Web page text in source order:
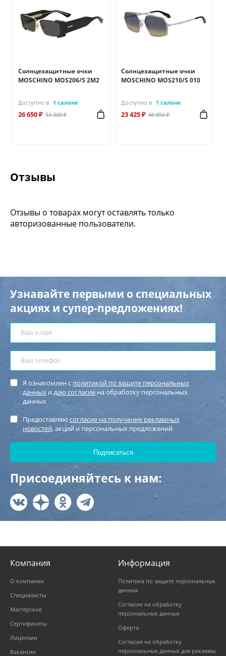
Солнцезащитные очки
MOSCHINO MOS206/S 2M2
Доступно в 1 салоне
26 650 ₽ 53 300 ₽
Солнцезащитные очки
MOSCHINO MOS210/S 010
Доступно в 1 салоне
23 425 ₽ 46 850 ₽
Отзывы
Отзывы о товарах могут оставлять только
авторизованные пользователи.
Узнавайте первыми о специальных
акциях и супер-предложениях!
Я ознакомлен с политикой по защите персональных
данных и даю согласие на обработку персональных
данных
Предоставляю согласие на получение рекламных
новостей, акций и персональных предложений
Присоединяйтесь к нам:
Компания
О компании
Специалисты
Мастерские
Сертификаты
Лицензии
Вакансии
Информация
Политика по защите персональных
данных
Согласие на обработку
персональных данных
Оферта
Согласие на обработку
персональных данных для рекламы